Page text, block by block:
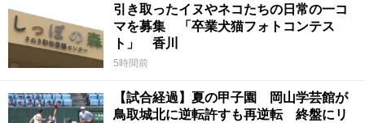
引き取ったイヌやネコたちの日常の一コ
マを募集 「卒業犬猫フォトコンテス
ト」 香川
5時間前
【試合経過】夏の甲子園 岡山学芸館が
鳥取城北に逆転許すも再逆転 終盤にリ